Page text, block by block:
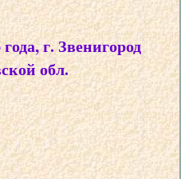
г. Звенигород
обл.